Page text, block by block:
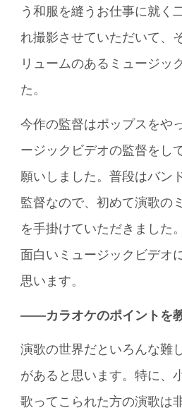
う和服を縫うお仕事に就く
れ撮影させていただいて、
リュームのあるミュージッ
た。
今作の監督はポップスをや
ージックビデオの監督をし
願いしました。普段はバン
監督なので、初めて演歌の
を手掛けていただきました
面白いミュージックビデオ
思います。
――カラオケのポイントを教
演歌の世界だといろんな難
があると思います。特に、
歌ってこられた方の演歌は